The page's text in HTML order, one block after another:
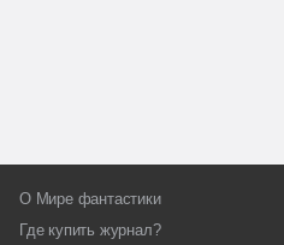
О Мире фантастики
Где купить журнал?